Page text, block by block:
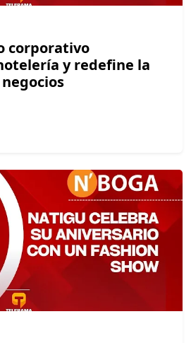
corporativo
y redefine la